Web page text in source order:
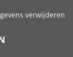
verwijderen